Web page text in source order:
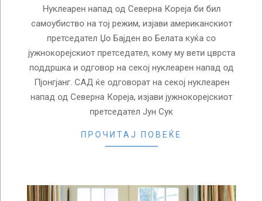
Нуклеарен напад од Северна Кореја би бил
самоубиство на тој режим, изјави американскиот
претседател Џо Бајден во Белата куќа со
јужнокорејскиот претседател, кому му вети цврста
поддршка и одговор на секој нуклеарен напад од
Пјонгјанг. САД ќе одговорат на секој нуклеарен
напад од Северна Кореја, изјави јужнокорејскиот
претседател Јун Сук
ПРОЧИТАЈ ПОВЕЌЕ